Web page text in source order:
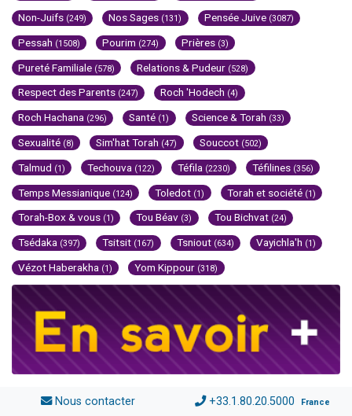
Non-Juifs (249) Nos Sages (131) Pensée Juive (3087)
Pessah (1508) Pourim (274) Prières (3)
Pureté Familiale (578) Relations & Pudeur (528)
Respect des Parents (247) Roch 'Hodech (4)
Roch Hachana (296) Santé (1) Science & Torah (33)
Sexualité (8) Sim'hat Torah (47) Souccot (502)
Talmud (1) Techouva (122) Téfila (2230) Téfilines (356)
Temps Messianique (124) Toledot (1) Torah et société (1)
Torah-Box & vous (1) Tou Béav (3) Tou Bichvat (24)
Tsédaka (397) Tsitsit (167) Tsniout (634) Vayichla'h (1)
Vézot Haberakha (1) Yom Kippour (318)
Nous contacter +33.1.80.20.5000 France